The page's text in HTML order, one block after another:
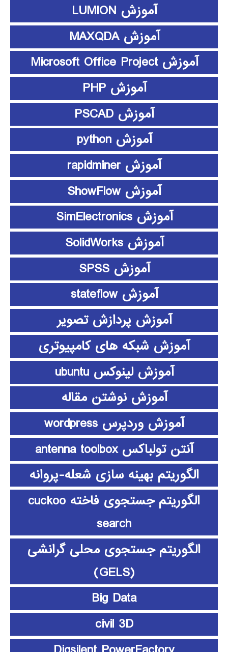
آموزش LUMION
آموزش MAXQDA
آموزش Microsoft Office Project
آموزش PHP
آموزش PSCAD
آموزش python
آموزش rapidminer
آموزش ShowFlow
آموزش SimElectronics
آموزش SolidWorks
آموزش SPSS
آموزش stateflow
آموزش پردازش تصویر
آموزش شبکه های کامپیوتری
آموزش لینوکس ubuntu
آموزش نوشتن مقاله
آموزش وردپرس wordpress
آنتن تولباکس antenna toolbox
الگوریتم بهینه سازی شعله-پروانه
الگوریتم جستجوی فاخته cuckoo
search
الگوریتم جستجوی محلی گرانشی
(GELS)
Big Data
civil 3D